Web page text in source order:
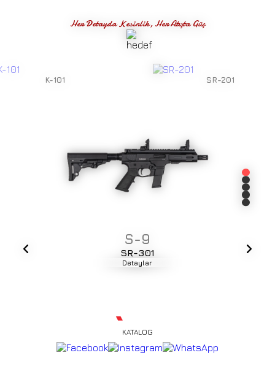
SR-201
K-101
Her Detayda Kesinlik, Her Atışta Güç
S-9
SR-301
Detaylar
KATALOG